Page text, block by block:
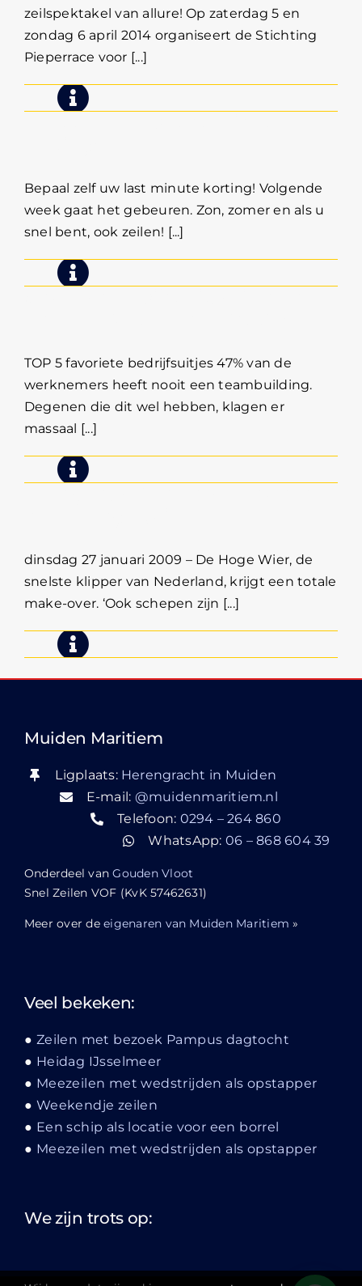
zeilspektakel van allure! Op zaterdag 5 en
zondag 6 april 2014 organiseert de Stichting
Pieperrace voor [...]
Bepaal zelf uw last minute korting! Volgende
week gaat het gebeuren. Zon, zomer en als u
snel bent, ook zeilen! [...]
TOP 5 favoriete bedrijfsuitjes 47% van de
werknemers heeft nooit een teambuilding.
Degenen die dit wel hebben, klagen er
massaal [...]
dinsdag 27 januari 2009 – De Hoge Wier, de
snelste klipper van Nederland, krijgt een totale
make-over. ‘Ook schepen zijn [...]
Muiden Maritiem
Ligplaats: Herengracht in Muiden
E-mail: @muidenmaritiem.nl
Telefoon: 0294 – 264 860
WhatsApp: 06 – 868 604 39
Onderdeel vanGouden Vloot
Snel Zeilen VOF (KvK 57462631)
Meer over deeigenaren van Muiden Maritiem »
Veel bekeken:
Zeilen met bezoek Pampus dagtocht
Heidag IJsselmeer
Meezeilen met wedstrijden als opstapper
Weekendje zeilen
Een schip als locatie voor een borrel
Meezeilen met wedstrijden als opstapper
We zijn trots op: